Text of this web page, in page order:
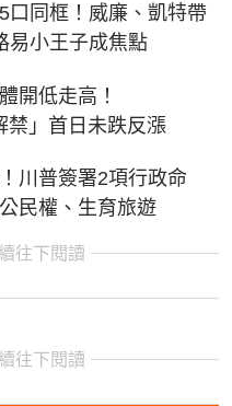
口同框！威廉、凱特帶
小王子成焦點
開低走高！
禁」首日未跌反漲
川普簽署2項行政命
民權、生育旅遊
往下閱讀
往下閱讀